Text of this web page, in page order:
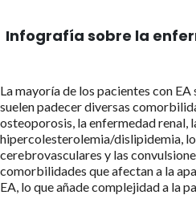
Infografía sobre la
La mayoría de los pacientes con
suelen padecer diversas
osteoporosis, la enfermedad renal,
hipercolesterolemia/dislipidemia,
cerebrovasculares y las
comorbilidades que afectan a la
EA, lo que añade complejidad a la